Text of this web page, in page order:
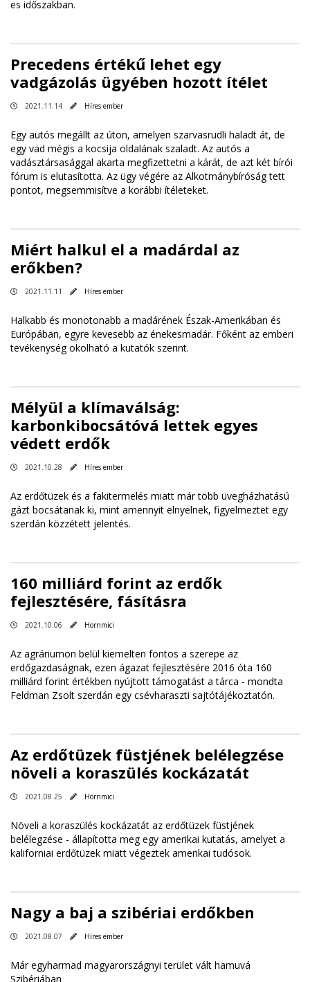
es időszakban.
Precedens értékű lehet egy
vadgázolás ügyében hozott ítélet
2021.11.14 Híres ember
Egy autós megállt az úton, amelyen szarvasrudli haladt át, de
egy vad mégis a kocsija oldalának szaladt. Az autós a
vadásztársasággal akarta megfizettetni a kárát, de azt két bírói
fórum is elutasította. Az ügy végére az Alkotmánybíróság tett
pontot, megsemmisítve a korábbi ítéleteket.
Miért halkul el a madárdal az
erőkben?
2021.11.11 Híres ember
Halkabb és monotonabb a madárének Észak-Amerikában és
Európában, egyre kevesebb az énekesmadár. Főként az emberi
tevékenység okolható a kutatók szerint.
Mélyül a klímaválság:
karbonkibocsátóvá lettek egyes
védett erdők
2021.10.28 Híres ember
Az erdőtüzek és a fakitermelés miatt már több üvegházhatású
gázt bocsátanak ki, mint amennyit elnyelnek, figyelmeztet egy
szerdán közzétett jelentés.
160 milliárd forint az erdők
fejlesztésére, fásításra
2021.10.06 Hornmici
Az agráriumon belül kiemelten fontos a szerepe az
erdőgazdaságnak, ezen ágazat fejlesztésére 2016 óta 160
milliárd forint értékben nyújtott támogatást a tárca - mondta
Feldman Zsolt szerdán egy csévharaszti sajtótájékoztatón.
Az erdőtüzek füstjének belélegzése
növeli a koraszülés kockázatát
2021.08.25 Hornmici
Növeli a koraszülés kockázatát az erdőtüzek füstjének
belélegzése - állapította meg egy amerikai kutatás, amelyet a
kaliforniai erdőtüzek miatt végeztek amerikai tudósok.
Nagy a baj a szibériai erdőkben
2021.08.07 Híres ember
Már egyharmad magyarországnyi terület vált hamuvá
Szibériában